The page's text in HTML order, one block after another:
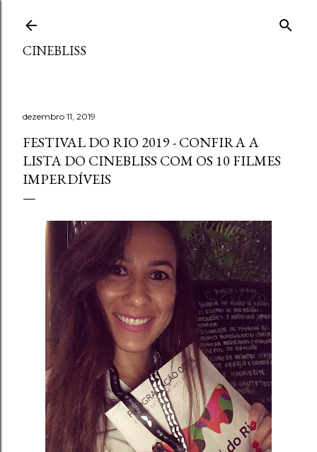
CINEBLISS
dezembro 11, 2019
FESTIVAL DO RIO 2019 - CONFIRA A
LISTA DO CINEBLISS COM OS 10 FILMES
IMPERDÍVEIS